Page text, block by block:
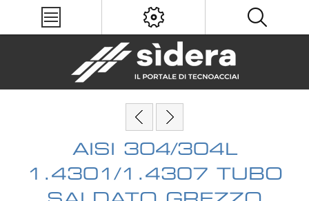
AISI 304/304L
1.4301/1.4307 TUBO